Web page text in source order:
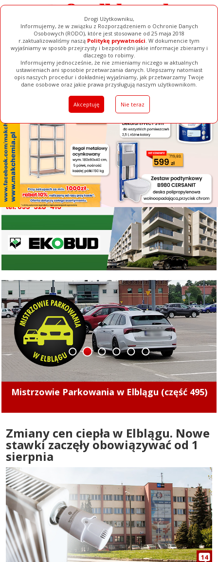
Drogi Użytkowniku,
Informujemy, że w związku z Rozporządzeniem o Ochronie Danych
Osobowych (RODO), które jest stosowane od 25 maja 2018
r.zaktualizowaliśmy naszą Politykę prywatności. W dokumencie tym
wyjaśniamy w sposób przejrzysty i bezpośredni jakie informacje zbieramy i
dlaczego to robimy.
Informujemy jednocześnie, że nie zmieniamy niczego w aktualnych
ustawieniach ani sposobie przetwarzania danych. Ulepszamy natomiast
opis naszych procedur i dokładniej wyjaśniamy, jak przetwarzamy Twoje
dane osobowe oraz jakie prawa przysługują naszym użytkownikom.
Akceptuję Nie teraz
[ ZAMKNIJ ]
Ogłoszenia Filmy Galerie Baza Firm Pełna Wersja
Kolejny nietrzeźwy kierowca z Elbląga za
1 2 3 4 5 6
Zmiany cen ciepła w Elblągu. Nowe
stawki zaczęły obowiązywać od 1
sierpnia
14